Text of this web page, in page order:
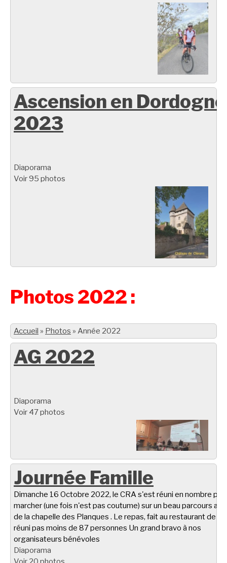
Ascension en Dordogne
2023
Diaporama
Voir 95 photos
Photos 2022 :
Accueil » Photos » Année 2022
AG 2022
Diaporama
Voir 47 photos
Journée Famille
Dimanche 16 Octobre 2022, le CRA s'est réuni en nombre
marcher (une fois n'est pas coutume) sur un beau parcours
de la chapelle des Planques . Le repas, fait au restaurant de
réuni pas moins de 87 personnes Un grand bravo à nos
organisateurs bénévoles
Diaporama